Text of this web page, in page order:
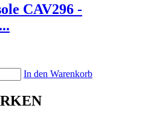
CAV296 -
In den Warenkorb